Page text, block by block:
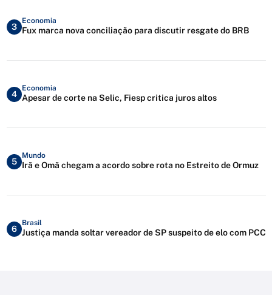
3
Economia
Fux marca nova conciliação para discutir resgate do BRB
4
Economia
Apesar de corte na Selic, Fiesp critica juros altos
5
Mundo
Irã e Omã chegam a acordo sobre rota no Estreito de Ormuz
6
Brasil
Justiça manda soltar vereador de SP suspeito de elo com PCC